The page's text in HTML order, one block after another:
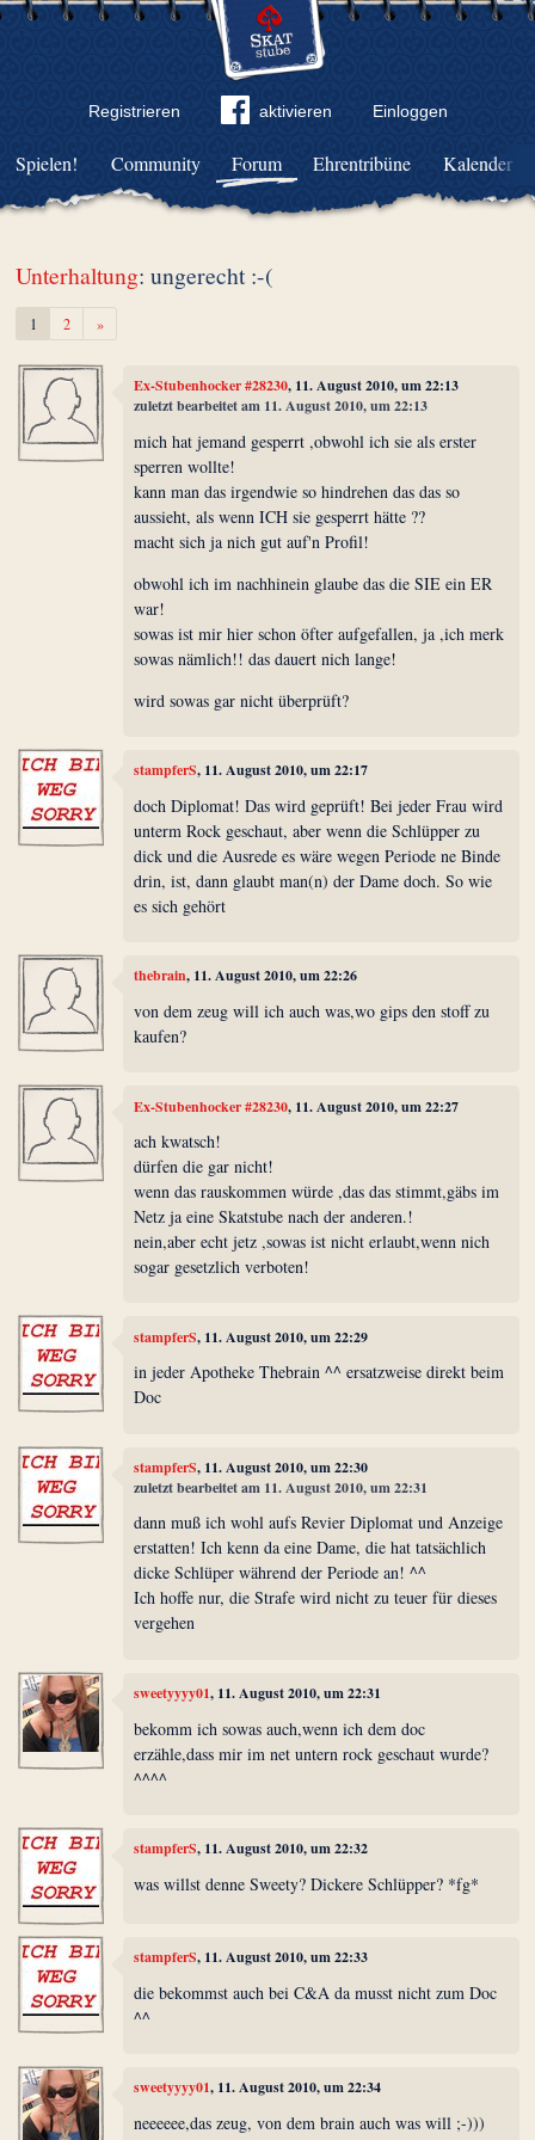
Registrieren aktivieren Einloggen
Community Forum Ehrentribüne Kalender
Spielen!
Unterhaltung: ungerecht :-(
1 2 »Weiter
Ex-Stubenhocker #28230, 11. August 2010, um 22:13
zuletzt bearbeitet am 11. August 2010, um 22:13
mich hat jemand gesperrt ,obwohl ich sie als erster
sperren wollte!
kann man das irgendwie so hindrehen das das so
aussieht, als wenn ICH sie gesperrt hätte ??
macht sich ja nich gut auf'n Profil!
obwohl ich im nachhinein glaube das die SIE ein ER
war!
sowas ist mir hier schon öfter aufgefallen, ja ,ich merk
sowas nämlich!! das dauert nich lange!
wird sowas gar nicht überprüft?
stampferS, 11. August 2010, um 22:17
doch Diplomat! Das wird geprüft! Bei jeder Frau wird
unterm Rock geschaut, aber wenn die Schlüpper zu
dick und die Ausrede es wäre wegen Periode ne Binde
drin, ist, dann glaubt man(n) der Dame doch. So wie
es sich gehört
thebrain, 11. August 2010, um 22:26
von dem zeug will ich auch was,wo gips den stoff zu
kaufen?
Ex-Stubenhocker #28230, 11. August 2010, um 22:27
ach kwatsch!
dürfen die gar nicht!
wenn das rauskommen würde ,das das stimmt,gäbs im
Netz ja eine Skatstube nach der anderen.!
nein,aber echt jetz ,sowas ist nicht erlaubt,wenn nich
sogar gesetzlich verboten!
stampferS, 11. August 2010, um 22:29
in jeder Apotheke Thebrain ^^ ersatzweise direkt beim
Doc
stampferS, 11. August 2010, um 22:30
zuletzt bearbeitet am 11. August 2010, um 22:31
dann muß ich wohl aufs Revier Diplomat und Anzeige
erstatten! Ich kenn da eine Dame, die hat tatsächlich
dicke Schlüper während der Periode an! ^^
Ich hoffe nur, die Strafe wird nicht zu teuer für dieses
vergehen
sweetyyyy01, 11. August 2010, um 22:31
bekomm ich sowas auch,wenn ich dem doc
erzähle,dass mir im net untern rock geschaut wurde?
^^^^
stampferS, 11. August 2010, um 22:32
was willst denne Sweety? Dickere Schlüpper? *fg*
stampferS, 11. August 2010, um 22:33
die bekommst auch bei C&A da musst nicht zum Doc
^^
sweetyyyy01, 11. August 2010, um 22:34
neeeeee,das zeug, von dem brain auch was will ;-)))